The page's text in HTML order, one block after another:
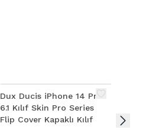
Dux Ducis iPhone 14 Pro
6.1 Kılıf Skin Pro Series
Flip Cover Kapaklı Kılıf
Doku